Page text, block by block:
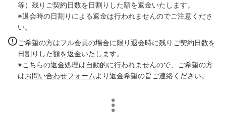
等）残りご契約日数を日割りした額を返金いたします。
※退会時の日割りによる返金は行われませんのでご注意くださ
い。
ご希望の方はフル会員の場合に限り退会時に残りご契約日数を
日割りした額を返金いたします。
※こちらの返金処理は自動的に行われませんので、ご希望の方
はお問い合わせフォーム より返金希望の旨ご連絡ください。